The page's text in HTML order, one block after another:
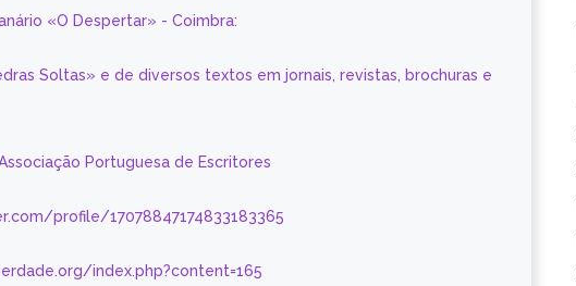
«O Despertar» - Coimbra:
Soltas» e de diversos textos em jornais, revistas, brochuras e
Portuguesa de Escritores
profile/17078847174833183365
index.php?content=165